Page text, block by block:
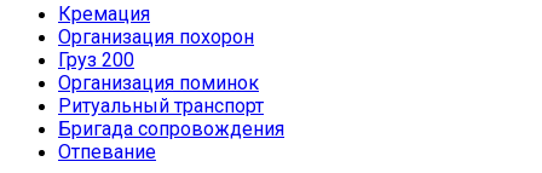
Кремация
Организация похорон
Груз 200
Организация поминок
Ритуальный транспорт
Бригада сопровождения
Отпевание